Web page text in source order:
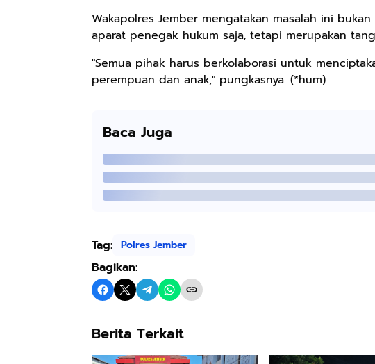
Wakapolres Jember mengatakan masalah ini
aparat penegak hukum saja, tetapi merupakan
"Semua pihak harus berkolaborasi untuk
perempuan dan anak," pungkasnya. (*hum)
Baca Juga
Tag: Polres Jember
Bagikan:
Berita Terkait